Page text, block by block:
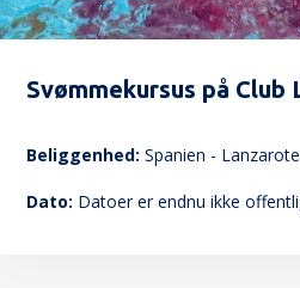
Svømmekursus på Club
Beliggenhed: Spanien - Lanzarote
Dato: Datoer er endnu ikke